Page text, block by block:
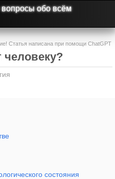
обо всём
Статья написана при помощи ChatGPT
состояния